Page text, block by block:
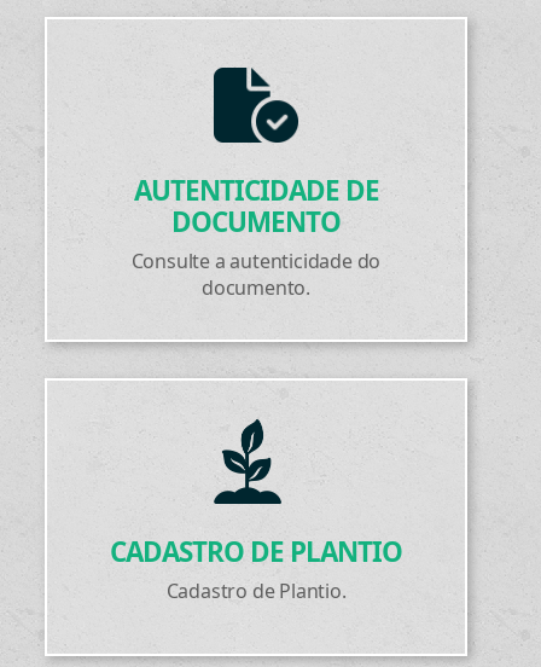
AUTENTICIDADE DE
DOCUMENTO
Consulte a autenticidade do
documento.
CADASTRO DE PLANTIO
Cadastro de Plantio.